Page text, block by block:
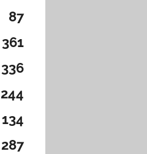
87
361
336
244
134
287